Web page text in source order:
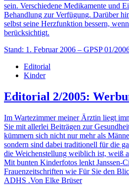
sein. Verschiedene Medikamente und
Behandlung zur Verfügung. Darüber
selbst seine Herzfunktion bessern,
berücksichtigt.
Stand: 1. Februar 2006 – GPSP 01/
Editorial
Kinder
Editorial 2/2005:
Im Wartezimmer meiner Ärztin liegt
Sie mit allerlei Beiträgen zur
kümmern sich nicht nur mehr als
sondern sind dabei traditionell für die
die Weichenstellung weiblich ist, weiß
Mit bunten Kinderfotos lenkt Janssen-
Frauenzeitschriften wie Für Sie den
ADHS .Von Elke Brüser